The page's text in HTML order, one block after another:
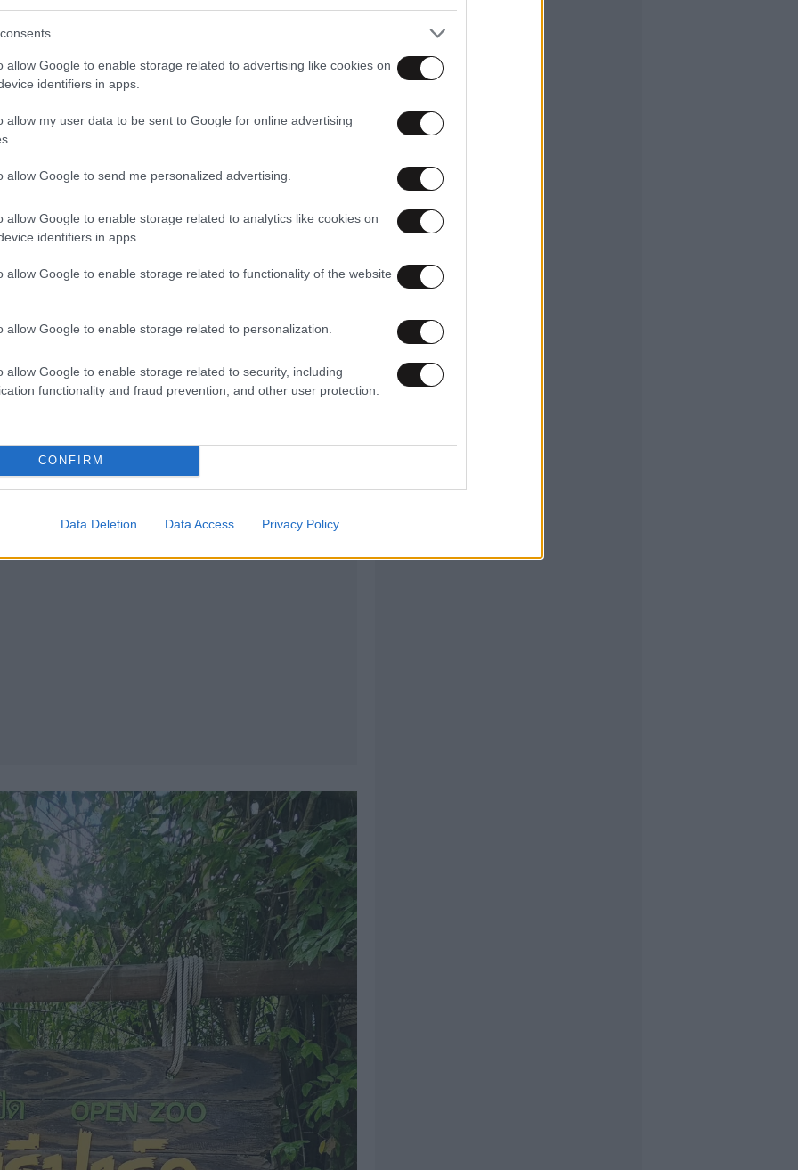
allow Google to enable storage related to advertising like cookies on
identifiers in apps.
allow my user data to be sent to Google for online advertising
allow Google to send me personalized advertising.
allow Google to enable storage related to analytics like cookies on
identifiers in apps.
allow Google to enable storage related to functionality of the website
allow Google to enable storage related to personalization.
allow Google to enable storage related to security, including
functionality and fraud prevention, and other user protection.
CONFIRM
Data Deletion Data Access Privacy Policy
με ρητές υποδείξεις, ξεκινώντας από τις ίδιες
ύψους τριών μέτρων, διαπιστώθηκε πως
ανοιχτό το ενδεχόμενο διαφυγής
αύξηση του ύψους των φραγμάτων, καθώς και
η πιθανότητα σκαψίματος από τα ζώα.
βλάστησης γύρω από τις περιφράξεις, καθώς
και δυσκολεύουν τη συντήρηση.